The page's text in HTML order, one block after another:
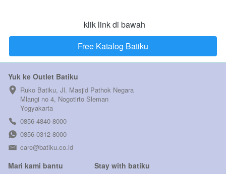
klik link di bawah
`Free Katalog Batiku
Yuk ke Outlet Batiku
Ruko Batiku, Jl. Masjid Pathok Negara
Mlangi no 4, Nogotirto Sleman
Yogyakarta
0856-4840-8000
0856-0312-8000
care@batiku.co.id
Mari kami bantu Stay with batiku